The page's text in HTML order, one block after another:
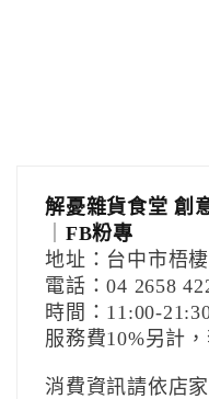
解憂雜貨食堂 創
FB粉專
地址：台中市梧
電話：04 2658
時間：11:00-
服務費10%另計
消費資訊請依店